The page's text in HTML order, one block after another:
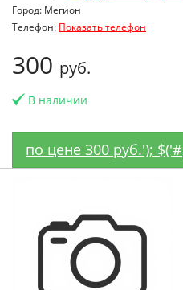
Город: Мегион
Телефон: Показать телефон
300 руб.
В наличии
по цене 300 руб.');